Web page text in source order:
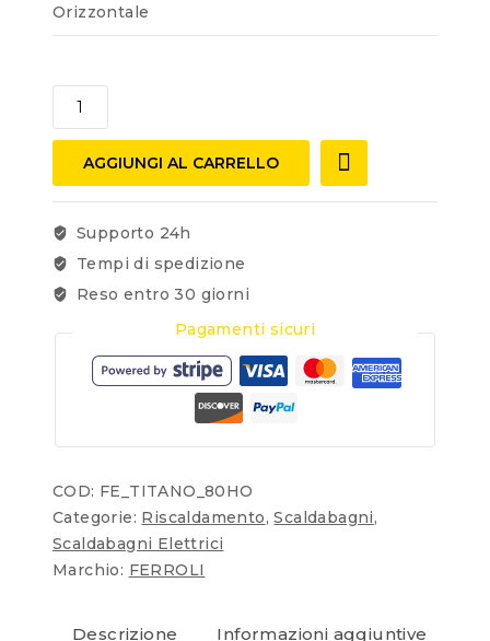
Orizzontale
AGGIUNGI AL CARRELLO
Supporto 24h
Tempi di spedizione
Reso entro 30 giorni
Pagamenti sicuri
COD: FE_TITANO_80HO
Categorie: Riscaldamento,Scaldabagni,
Scaldabagni Elettrici
Marchio: FERROLI
Descrizione Informazioni aggiuntive